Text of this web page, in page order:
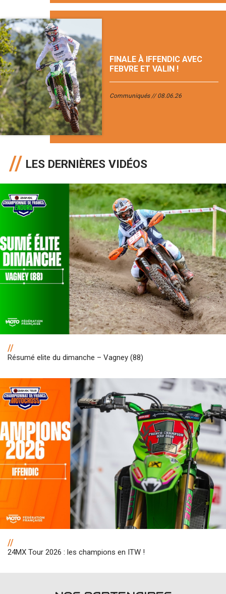
FINALE À IFFENDIC AVEC
FEBVRE ET VALIN !
Communiqués 08.06.26
LES DERNIÈRES VIDÉOS
//
Résumé elite du dimanche – Vagney (88)
//
24MX Tour 2026 : les champions en ITW !